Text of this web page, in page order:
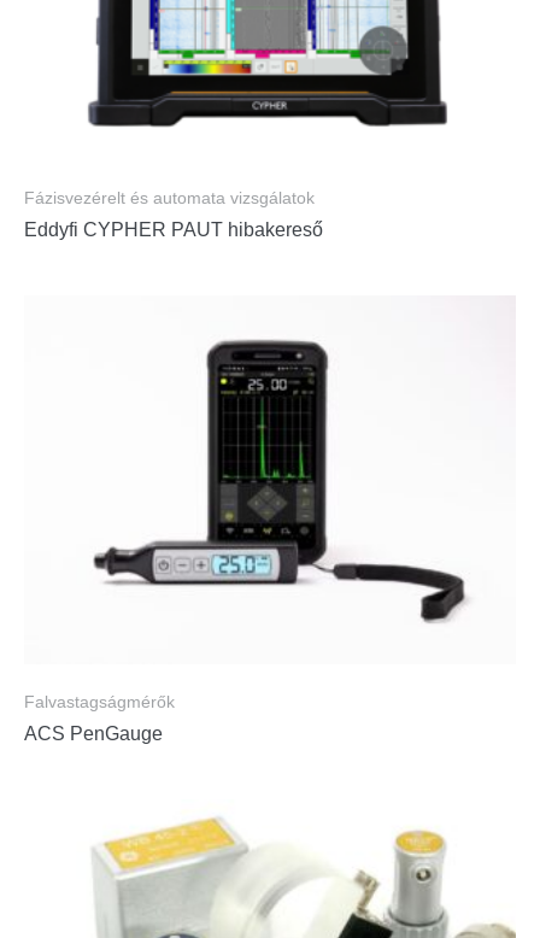
Fázisvezérelt és automata vizsgálatok
Eddyfi CYPHER PAUT hibakereső
Falvastagságmérők
ACS PenGauge